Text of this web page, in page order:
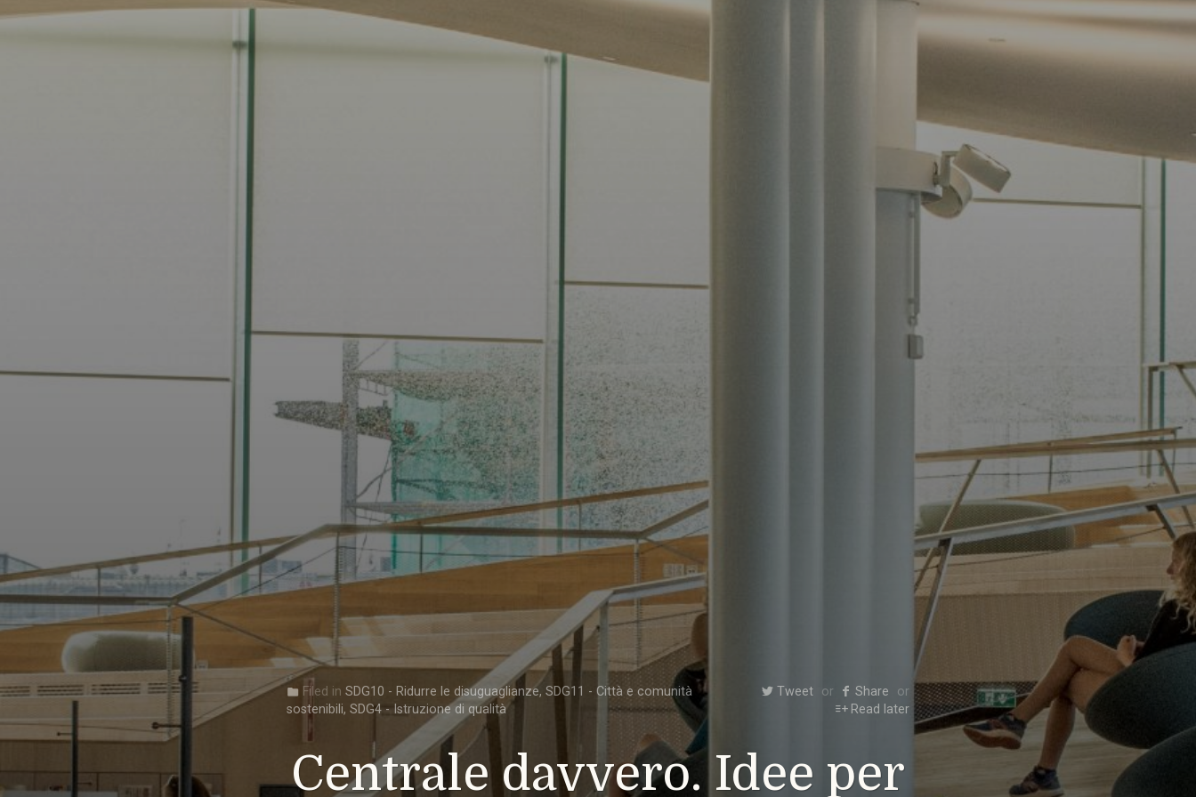
folder Filed in SDG10 - Ridurre le disuguaglianze, SDG11 - Città e comunità
sostenibili, SDG4 - Istruzione di qualità
Tweet
Share
Read later
Centrale davvero. Idee per